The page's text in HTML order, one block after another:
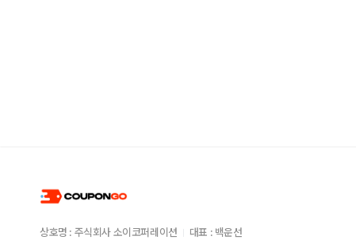
상호명 : 주식회사 소이코퍼레이션 대표 : 백운선